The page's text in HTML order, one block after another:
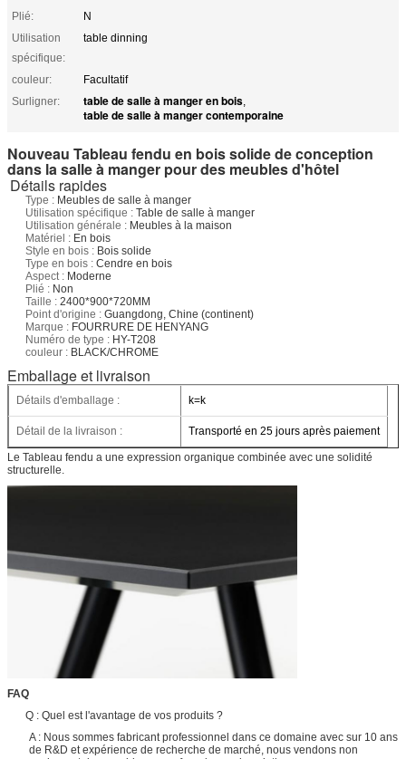
Plié:
N
Utilisation
spécifique:
table dinning
couleur:
Facultatif
Surligner:
table de salle à manger en bois,
table de salle à manger contemporaine
Nouveau Tableau fendu en bois solide de conception
dans la salle à manger pour des meubles d'hôtel
Détails rapides
Type : Meubles de salle à manger
Utilisation spécifique : Table de salle à manger
Utilisation générale : Meubles à la maison
Matériel : En bois
Style en bois : Bois solide
Type en bois : Cendre en bois
Aspect : Moderne
Plié : Non
Taille : 2400*900*720MM
Point d'origine : Guangdong, Chine (continent)
Marque : FOURRURE DE HENYANG
Numéro de type : HY-T208
couleur : BLACK/CHROME
Emballage et livraison
Détails d'emballage : k=k
Détail de la livraison : Transporté en 25 jours après paiement
Le Tableau fendu a une expression organique combinée avec une solidité
structurelle.
FAQ
Q : Quel est l'avantage de vos produits ?
A : Nous sommes fabricant professionnel dans ce domaine avec sur 10 ans
de R&D et expérience de recherche de marché, nous vendons non